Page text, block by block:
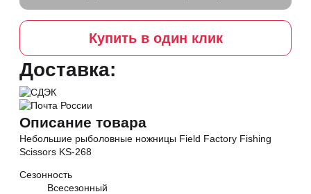
Купить в один клик
Доставка:
Описание товара
Небольшие рыболовные ножницы Field Factory Fishing
Scissors KS-268
Сезонность
Всесезонный